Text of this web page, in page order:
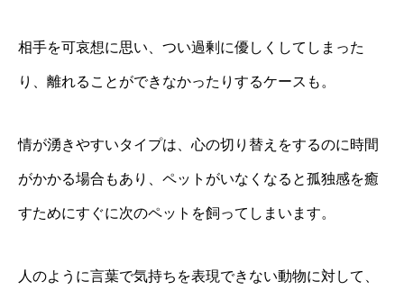
相手を可哀想に思い、つい過剰に優しくしてしまった
り、離れることができなかったりするケースも。
情が湧きやすいタイプは、心の切り替えをするのに時間
がかかる場合もあり、ペットがいなくなると孤独感を癒
すためにすぐに次のペットを飼ってしまいます。
人のように言葉で気持ちを表現できない動物に対して、